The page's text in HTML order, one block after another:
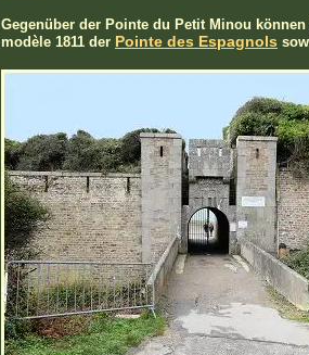
Gegenüber der Pointe du Petit Minou
modèle 1811 der Pointe des Espagnols